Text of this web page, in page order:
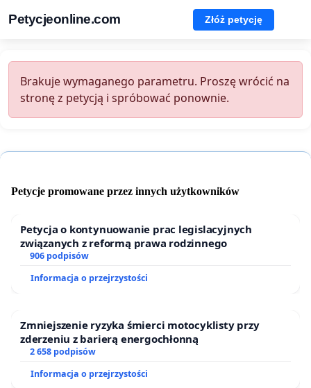
Petycjeonline.com Złóż petycję
Brakuje wymaganego parametru. Proszę wrócić na
stronę z petycją i spróbować ponownie.
Petycje promowane przez innych użytkowników
Petycja o kontynuowanie prac legislacyjnych
związanych z reformą prawa rodzinnego
906 podpisów
Informacja o przejrzystości
Zmniejszenie ryzyka śmierci motocyklisty przy
zderzeniu z barierą energochłonną
2 658 podpisów
Informacja o przejrzystości